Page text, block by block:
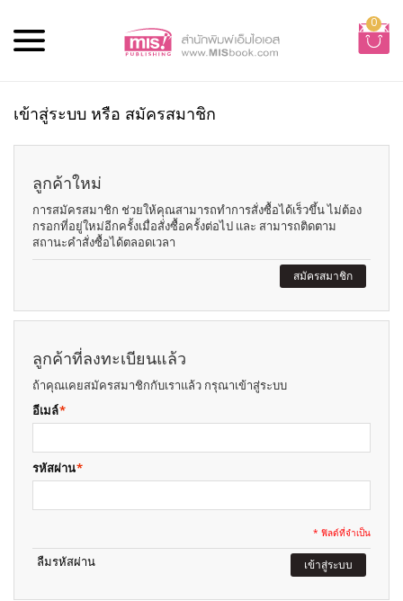
0
เข้าสู่ระบบ หรือ สมัครสมาชิก
ลูกค้าใหม่
การสมัครสมาชิก ช่วยให้คุณสามารถทำการสั่งซื้อได้เร็วขึ้น ไม่ต้อง
กรอกที่อยู่ใหม่อีกครั้งเมื่อสั่งซื้อครั้งต่อไป และ สามารถติดตาม
สถานะคำสั่งซื้อได้ตลอดเวลา
สมัครสมาชิก
ลูกค้าที่ลงทะเบียนแล้ว
ถ้าคุณเคยสมัครสมาชิกกับเราแล้ว กรุณาเข้าสู่ระบบ
*
อีเมล์
*
รหัสผ่าน
* ฟิลด์ที่จำเป็น
ลืมรหัสผ่าน เข้าสู่ระบบ